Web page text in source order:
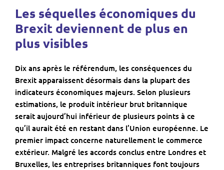
Les séquelles économiques du
Brexit deviennent de plus en
plus visibles
Dix ans après le référendum, les conséquences du
Brexit apparaissent désormais dans la plupart des
indicateurs économiques majeurs. Selon plusieurs
estimations, le produit intérieur brut britannique
serait aujourd’hui inférieur de plusieurs points à ce
qu’il aurait été en restant dans l’Union européenne. Le
premier impact concerne naturellement le commerce
extérieur. Malgré les accords conclus entre Londres et
Bruxelles, les entreprises britanniques font toujours